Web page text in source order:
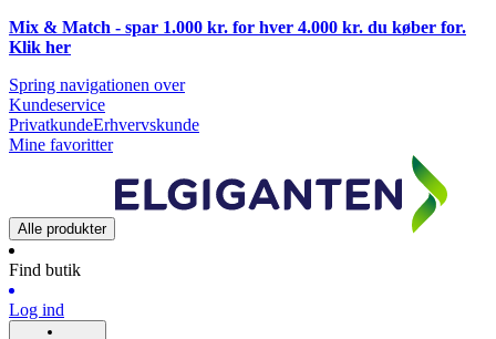
Mix & Match - spar 1.000 kr. for hver 4.000 kr. du køber for.
Klik her
Spring navigationen over
Kundeservice
PrivatkundeErhvervskunde
Mine favoritter
Alle produkter
Find butik
Log ind